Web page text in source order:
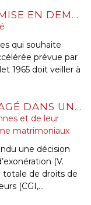
COPROPRIÉTÉ : UNE MISE EN DEMEURE IMPRÉCISE BLOQUE LE RECOUVREMENT
qui souhaite
prévue par
1965 doit veiller à
LE COLLATÉRAL ENGAGÉ DANS UN PACS NE PEUT PAS BÉNÉFICIER DE L’EXONÉRATION PRÉVUE PAR L’ART. 796-0-TER DU CGI : FONDEMENT ET PORTÉE DE LA JURISPRUDENCE
et de leur
matrimoniaux
une décision
(V.
totale de droits de
(CGI,...